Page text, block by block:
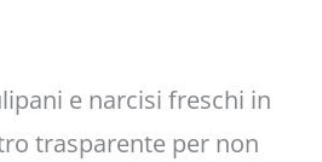
e narcisi freschi in
trasparente per non